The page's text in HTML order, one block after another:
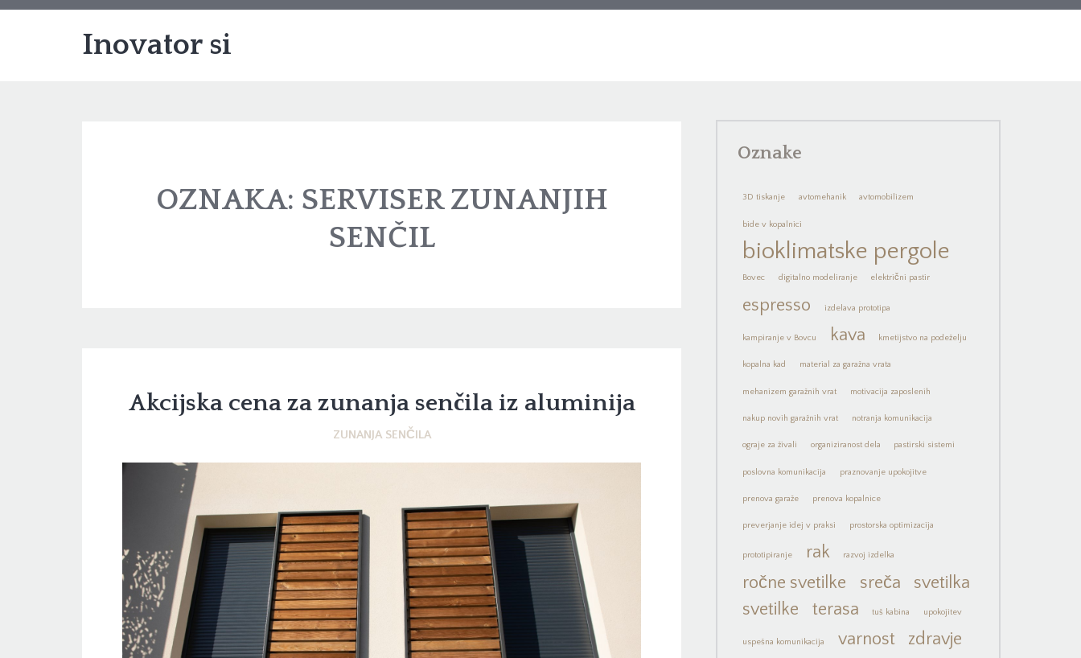
Inovator si
OZNAKA: SERVISER ZUNANJIH
SENČIL
Akcijska cena za zunanja senčila iz aluminija
ZUNANJA SENČILA
Oznake
3D tiskanje avtomehanik avtomobilizem
bide v kopalnici
bioklimatske pergole
Bovec digitalno modeliranje električni pastir
espresso izdelava prototipa
kampiranje v Bovcu kava kmetijstvo na podeželju
kopalna kad material za garažna vrata
mehanizem garažnih vrat motivacija zaposlenih
nakup novih garažnih vrat notranja komunikacija
ograje za živali organiziranost dela pastirski sistemi
poslovna komunikacija praznovanje upokojitve
prenova garaže prenova kopalnice
preverjanje idej v praksi prostorska optimizacija
prototipiranje rak razvoj izdelka
ročne svetilke sreča
svetilka
svetilke
terasa tuš kabina upokojitev
uspešna komunikacija varnost
zdravje